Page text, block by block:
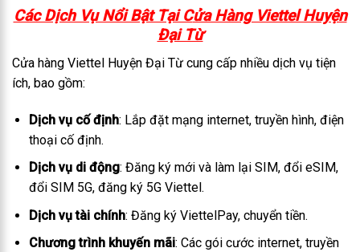
Các Dịch Vụ Nổi Bật Tại Cửa Hàng Viettel Huyện
Đại Từ
Cửa hàng Viettel Huyện Đại Từ cung cấp nhiều dịch vụ tiện
ích, bao gồm:
Dịch vụ cố định: Lắp đặt mạng internet, truyền hình, điện
thoại cố định.
Dịch vụ di động: Đăng ký mới và làm lại SIM, đổi eSIM,
đổi SIM 5G, đăng ký 5G Viettel.
Dịch vụ tài chính: Đăng ký ViettelPay, chuyển tiền.
Chương trình khuyến mãi: Các gói cước internet, truyền